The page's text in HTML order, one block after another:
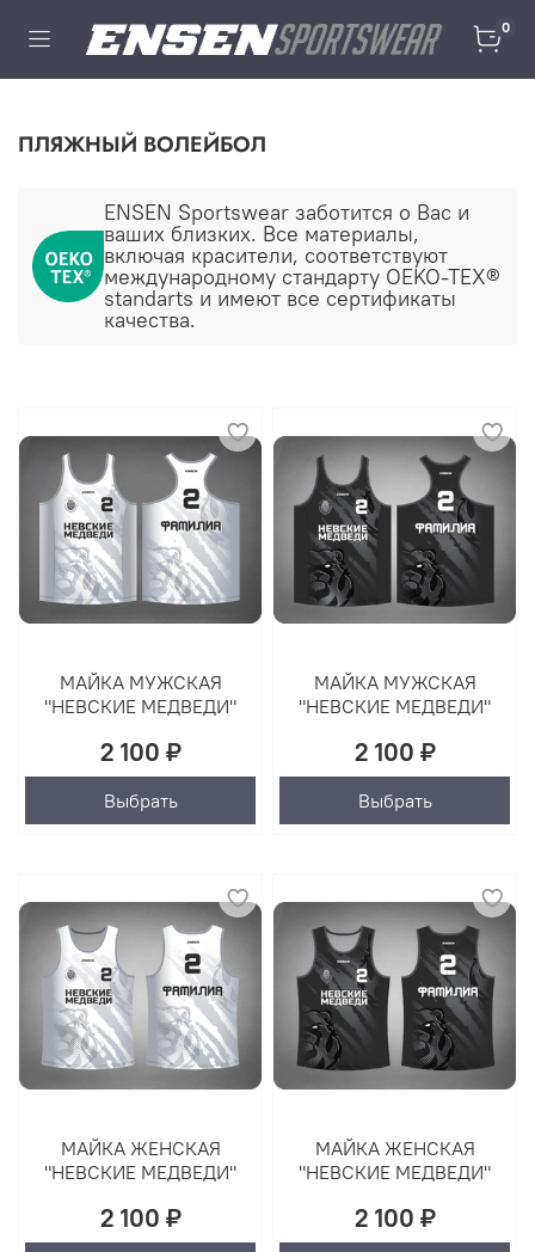
0
ПЛЯЖНЫЙ ВОЛЕЙБОЛ
ENSEN Sportswear заботится о Ваc и
ваших близких. Все материалы,
включая красители, соответствуют
международному стандарту OEKO-TEX®
standarts и имеют все сертификаты
качества.
МАЙКА МУЖСКАЯ
"НЕВСКИЕ МЕДВЕДИ"
2 100 ₽
Выбрать
МАЙКА МУЖСКАЯ
"НЕВСКИЕ МЕДВЕДИ"
2 100 ₽
Выбрать
МАЙКА ЖЕНСКАЯ
"НЕВСКИЕ МЕДВЕДИ"
2 100 ₽
МАЙКА ЖЕНСКАЯ
"НЕВСКИЕ МЕДВЕДИ"
2 100 ₽